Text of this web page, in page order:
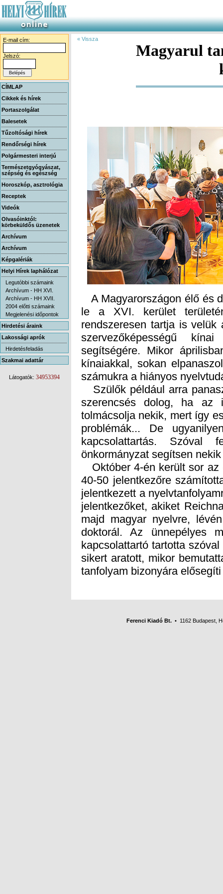
E-mail cím:
Jelszó:
CÍMLAP
Cikkek és hírek
Portaszolgálat
Balesetek
Tűzoltósági hírek
Rendőrségi hírek
Polgármesteri interjú
Természetgyógyászat,
szépség és egészség
Horoszkóp, asztrológia
Receptek
Videók
Olvasóinktól:
körbeküldős üzenetek
Archívum
Archívum
Képgalériák
Helyi Hírek laphálózat
Legutóbbi számaink
Archívum - HH XVI.
Archívum - HH XVII.
2004 előtti számaink
Megjelenési időpontok
Hirdetési áraink
Lakossági aprók
Hirdetésfeladás
Szakmai adattár
Látogatók: 34953394
« Vissza
Magyarul
A Magyarországon élő és
le a XVI. kerület
rendszeresen tartja is
szervezőképességű
segítségére. Mikor
kínaiakkal, sokan
számukra a hiányos
Szülők például arra
szerencsés dolog, ha
tolmácsolja nekik, mert így
problémák... De
kapcsolattartás.
önkormányzat segítsen
Október 4-én került sor az
40-50 jelentkezőre
jelentkezett a
jelentkezőket, akiket
majd magyar nyelvre,
doktorál. Az ünnepélyes
kapcsolattartó tartotta
sikert aratott, mikor
tanfolyam bizonyára
Ferenci Kiadó Bt. • 1162 Budapest,